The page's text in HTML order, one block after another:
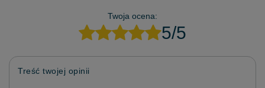
Twoja ocena:
5/5
Treść twojej opinii